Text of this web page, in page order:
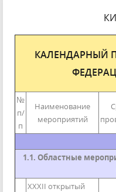
КАЛЕНДАРНЫЙ
№
п/
п
Наименование
мероприятий
1.1. Областные
XXXII открытый